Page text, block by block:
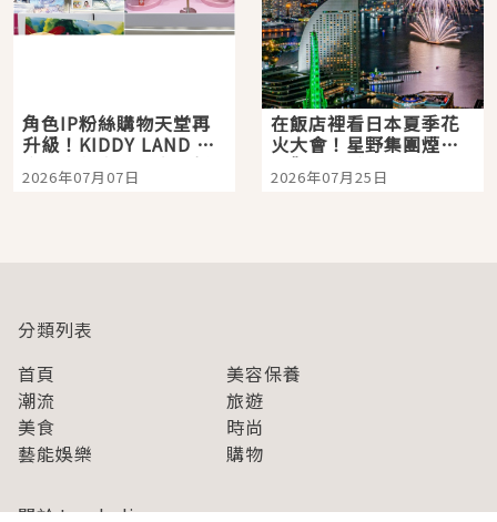
角色IP粉絲購物天堂再
升級！KIDDY LAND 原
宿店吉伊卡哇迎客，新
開幕 OMOKADO 店3分
2026年07月07日
在飯店裡看日本夏季花
火大會！星野集團煙火
景觀飯店6選，讓你不用
人擠人悠閒欣賞
2026年07月25日
分類列表
首頁
美容保養
潮流
旅遊
美食
時尚
藝能娛樂
購物
關於Japaholic